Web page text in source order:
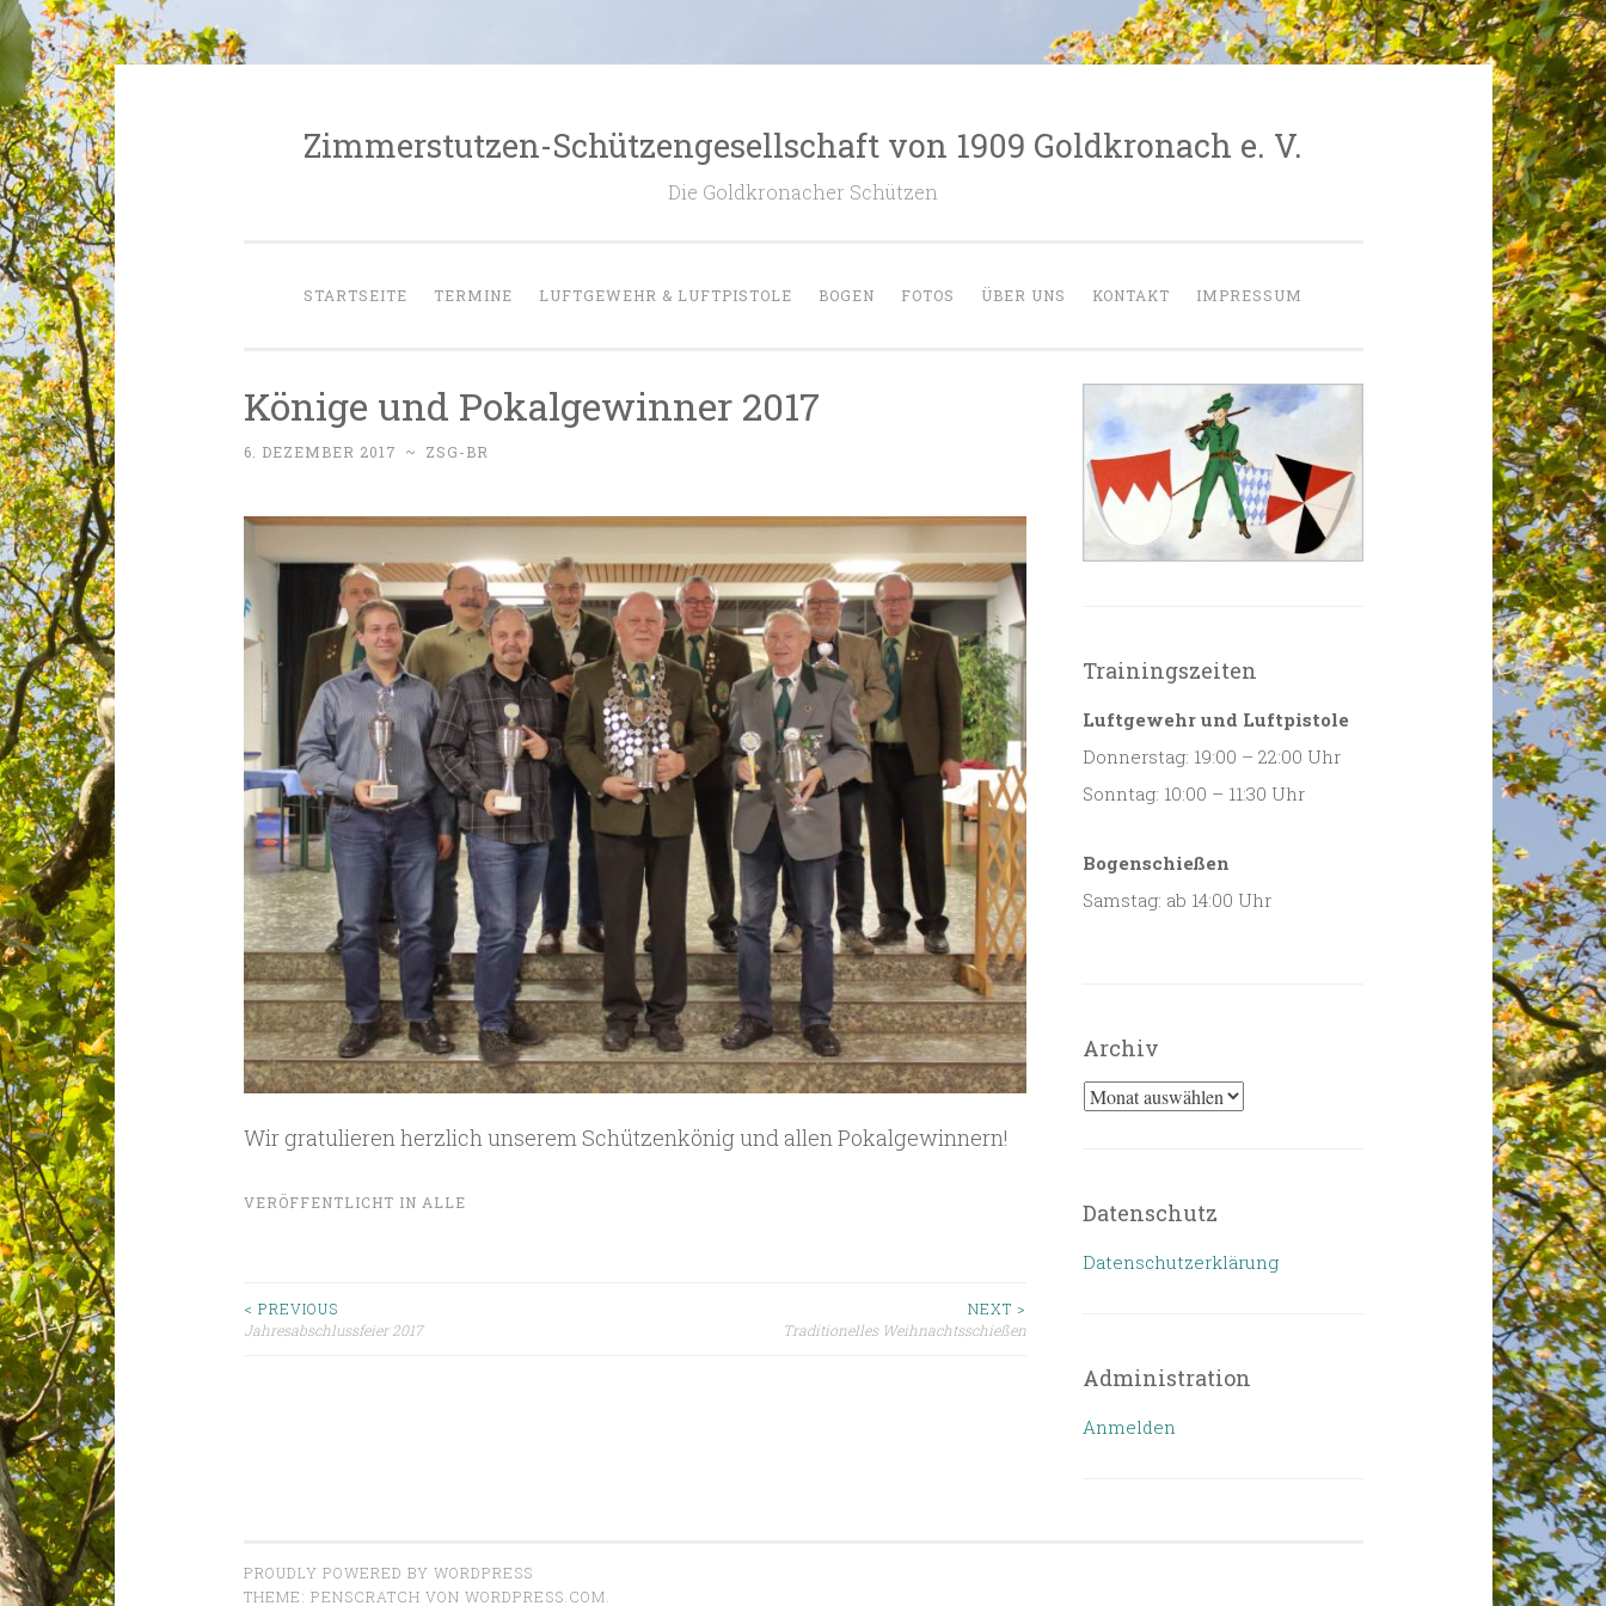
Zimmerstutzen-Schützengesellschaft von 1909 Goldkronach e. V.
Die Goldkronacher Schützen
STARTSEITE TERMINE LUFTGEWEHR & LUFTPISTOLE BOGEN FOTOS ÜBER UNS KONTAKT IMPRESSUM
Könige und Pokalgewinner 2017
6. DEZEMBER 2017 ~ ZSG-BR
Wir gratulieren herzlich unserem Schützenkönig und allen Pokalgewinnern!
VERÖFFENTLICHT IN ALLE
Beitragsnavigation
< PREVIOUS
Jahresabschlussfeier 2017
NEXT >
Traditionelles Weihnachtsschießen
Trainingszeiten
Luftgewehr und Luftpistole
Donnerstag: 19:00 – 22:00 Uhr
Sonntag: 10:00 – 11:30 Uhr
Bogenschießen
Samstag: ab 14:00 Uhr
Archiv
Archiv
Datenschutz
Datenschutzerklärung
Administration
Anmelden
PROUDLY POWERED BY WORDPRESS
THEME: PENSCRATCH VON WORDPRESS.COM